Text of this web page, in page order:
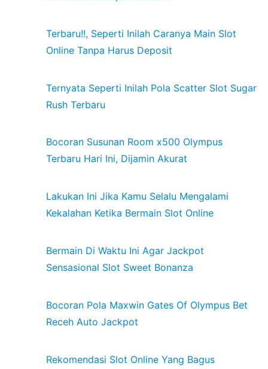
Terbaru!!, Seperti Inilah Caranya Main Slot
Online Tanpa Harus Deposit
Ternyata Seperti Inilah Pola Scatter Slot Sugar
Rush Terbaru
Bocoran Susunan Room x500 Olympus
Terbaru Hari Ini, Dijamin Akurat
Lakukan Ini Jika Kamu Selalu Mengalami
Kekalahan Ketika Bermain Slot Online
Bermain Di Waktu Ini Agar Jackpot
Sensasional Slot Sweet Bonanza
Bocoran Pola Maxwin Gates Of Olympus Bet
Receh Auto Jackpot
Rekomendasi Slot Online Yang Bagus